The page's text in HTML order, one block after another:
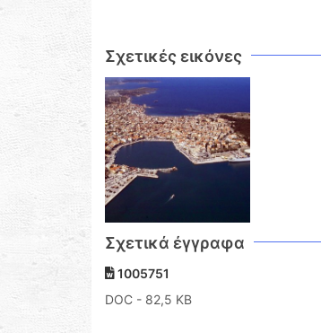
Σχετικές εικόνες
Σχετικά έγγραφα
1005751
DOC - 82,5 KB